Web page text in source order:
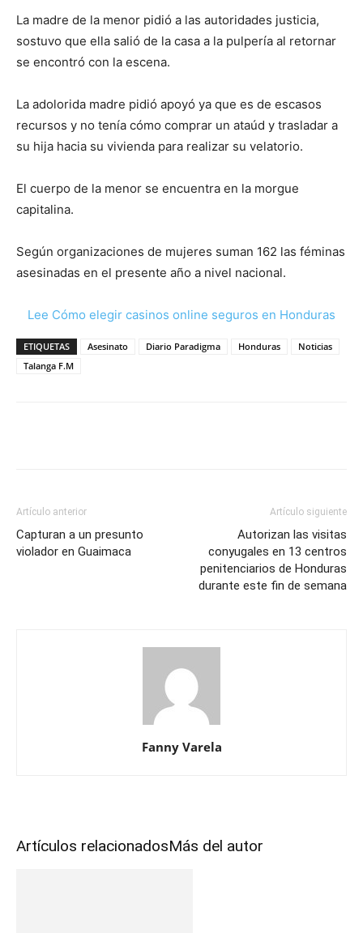
La madre de la menor pidió a las autoridades justicia,
sostuvo que ella salió de la casa a la pulpería al retornar
se encontró con la escena.
La adolorida madre pidió apoyó ya que es de escasos
recursos y no tenía cómo comprar un ataúd y trasladar a
su hija hacia su vivienda para realizar su velatorio.
El cuerpo de la menor se encuentra en la morgue
capitalina.
Según organizaciones de mujeres suman 162 las féminas
asesinadas en el presente año a nivel nacional.
Lee Cómo elegir casinos online seguros en Honduras
ETIQUETAS Asesinato Diario Paradigma Honduras
Noticias
Talanga F.M
Artículo anterior
Capturan a un presunto
violador en Guaimaca
Artículo siguiente
Autorizan las visitas
conyugales en 13 centros
penitenciarios de Honduras
durante este fin de semana
Fanny Varela
Artículos relacionadosMás del autor